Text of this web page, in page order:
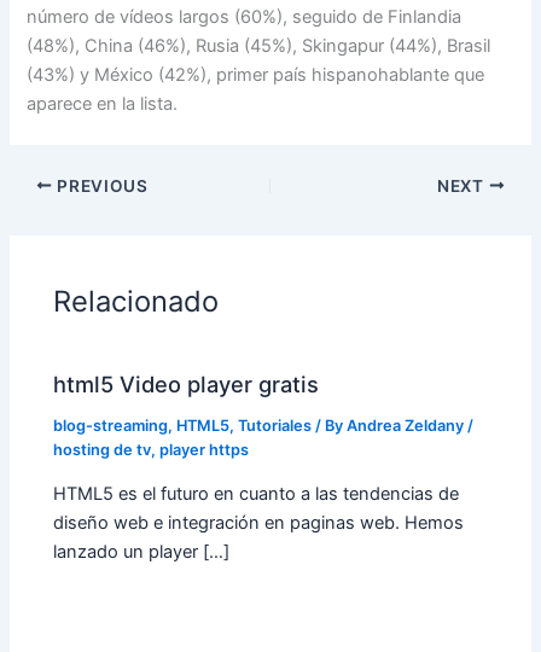
número de vídeos largos (60%), seguido de Finlandia
(48%), China (46%), Rusia (45%), Skingapur (44%), Brasil
(43%) y México (42%), primer país hispanohablante que
aparece en la lista.
PREVIOUS NEXT
Relacionado
html5 Video player gratis
blog-streaming, HTML5,Tutoriales / ByAndrea Zeldany /
hosting de tv,player https
HTML5 es el futuro en cuanto a las tendencias de
diseño web e integración en paginas web. Hemos
lanzado un player […]